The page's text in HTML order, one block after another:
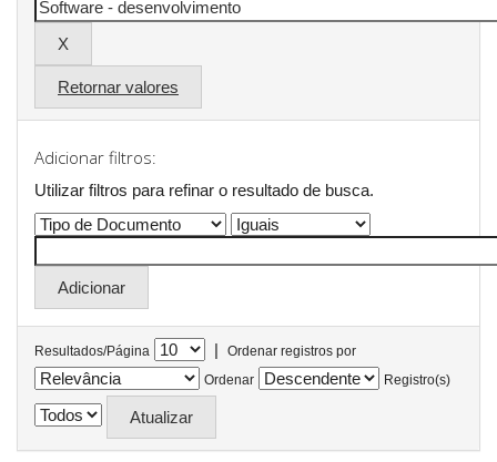
Retornar valores
Adicionar filtros:
Utilizar filtros para refinar o resultado de busca.
Resultados/Página |
Ordenar registros por
Ordenar
Registro(s)